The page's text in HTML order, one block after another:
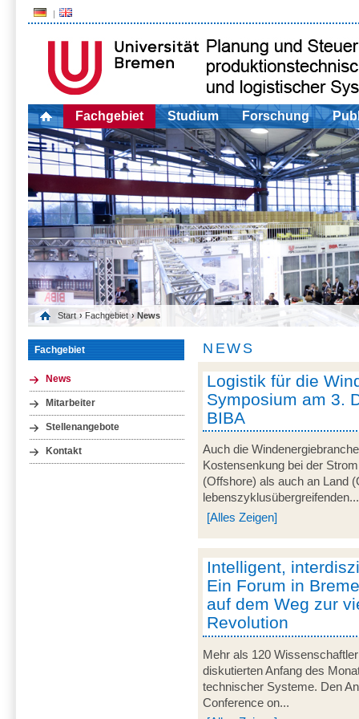
Fachgebiet Studium Forschung
Start › Fachgebiet › News
Fachgebiet
News
Mitarbeiter
Stellenangebote
Kontakt
NEWS
Logistik für die
Symposium am 3.
BIBA
Auch die
Kostensenkung bei der
(Offshore) als auch an Land
lebenszyklusübergreifenden...
[Alles Zeigen]
Intelligent,
Ein Forum in
auf dem Weg zur
Revolution
Mehr als 120
diskutierten Anfang des
technischer Systeme. Den
Conference on...